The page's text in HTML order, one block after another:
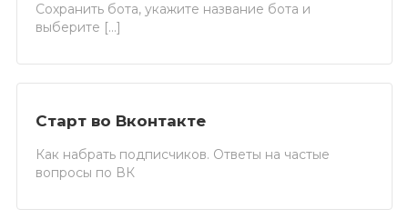
Сохранить бота, укажите название бота и
выберите […]
Старт во Вконтакте
Как набрать подписчиков. Ответы на частые
вопросы по ВК